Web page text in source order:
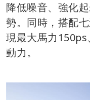
降低噪音、強化
勢。同時，搭配
現最大馬力
動力。